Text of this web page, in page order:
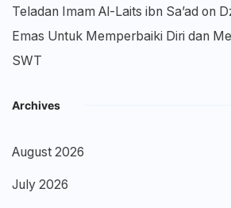
Teladan Imam Al-Laits ibn Sa’ad on
Emas Untuk Memperbaiki Diri dan
SWT
Archives
August 2026
July 2026